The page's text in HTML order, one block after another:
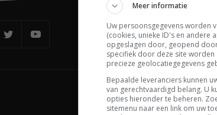
De laatste
Channels
Meer informatie
Uw persoonsgegevens worden
(cookies, unieke ID's en andere
opgeslagen door, geopend
specifiek door deze site worden
precieze geolocatiegegevens
Bepaalde leveranciers kunnen
van gerechtvaardigd belang. U
opties hieronder te beheren.
sitemenu naar een link om uw